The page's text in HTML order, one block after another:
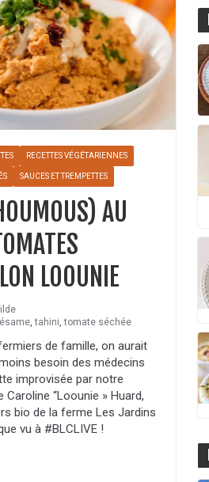
RECETTES VÉGÉTARIENNES
SAUCES ET TREMPETTES
AU
LOOUNIE
,tahini,tomate séchée
de famille, on aurait
besoin des médecins
improvisée par notre
“Loounie » Huard,
bio de la ferme Les Jardins
vu à #BLCLIVE !